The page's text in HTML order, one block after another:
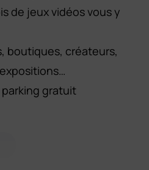
de jeux vidéos vous y
boutiques, créateurs,
gratuit